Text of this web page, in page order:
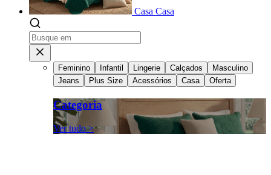
Casa Casa
Feminino Infantil Lingerie Calçados
Masculino
Jeans
Plus Size Acessórios Casa Oferta
Categoria
Ver tudo >